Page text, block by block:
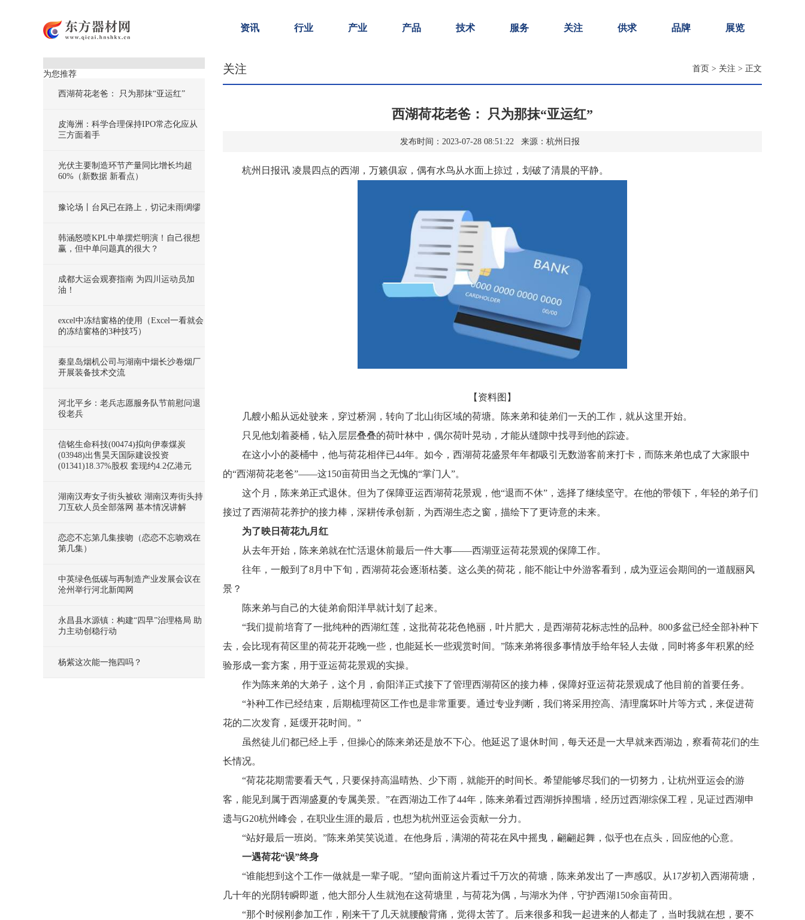
资讯 行业 产业 产品 技术 服务 关注 供求 品牌 展览
为您推荐
西湖荷花老爸： 只为那抹“亚运红”
皮海洲：科学合理保持IPO常态化应从
三方面着手
光伏主要制造环节产量同比增长均超
60%（新数据 新看点）
豫论场丨台风已在路上，切记未雨绸缪
韩涵怒喷KPL中单摆烂明演！自己很想
赢，但中单问题真的很大？
成都大运会观赛指南 为四川运动员加
油！
excel中冻结窗格的使用（Excel一看就会
的冻结窗格的3种技巧）
秦皇岛烟机公司与湖南中烟长沙卷烟厂
开展装备技术交流
河北平乡：老兵志愿服务队节前慰问退
役老兵
信铭生命科技(00474)拟向伊泰煤炭
(03948)出售昊天国际建设投资
(01341)18.37%股权 套现约4.2亿港元
湖南汉寿女子街头被砍 湖南汉寿街头持
刀互砍人员全部落网 基本情况讲解
恋恋不忘第几集接吻（恋恋不忘吻戏在
第几集）
中英绿色低碳与再制造产业发展会议在
沧州举行河北新闻网
永昌县水源镇：构建“四早”治理格局 助
力主动创稳行动
杨紫这次能一拖四吗？
关注 首页 > 关注 > 正文
西湖荷花老爸： 只为那抹“亚运红”
发布时间：2023-07-28 08:51:22 来源：杭州日报
杭州日报讯 凌晨四点的西湖，万籁俱寂，偶有水鸟从水面上掠过，划破了清晨的平静。
【资料图】
几艘小船从远处驶来，穿过桥洞，转向了北山街区域的荷塘。陈来弟和徒弟们一天的工作，就从这里开始。
只见他划着菱桶，钻入层层叠叠的荷叶林中，偶尔荷叶晃动，才能从缝隙中找寻到他的踪迹。
在这小小的菱桶中，他与荷花相伴已44年。如今，西湖荷花盛景年年都吸引无数游客前来打卡，而陈来弟也成了大家眼中
的“西湖荷花老爸”——这150亩荷田当之无愧的“掌门人”。
这个月，陈来弟正式退休。但为了保障亚运西湖荷花景观，他“退而不休”，选择了继续坚守。在他的带领下，年轻的弟子们
接过了西湖荷花养护的接力棒，深耕传承创新，为西湖生态之窗，描绘下了更诗意的未来。
为了映日荷花九月红
从去年开始，陈来弟就在忙活退休前最后一件大事——西湖亚运荷花景观的保障工作。
往年，一般到了8月中下旬，西湖荷花会逐渐枯萎。这么美的荷花，能不能让中外游客看到，成为亚运会期间的一道靓丽风
景？
陈来弟与自己的大徒弟俞阳洋早就计划了起来。
“我们提前培育了一批纯种的西湖红莲，这批荷花花色艳丽，叶片肥大，是西湖荷花标志性的品种。800多盆已经全部补种下
去，会比现有荷区里的荷花开花晚一些，也能延长一些观赏时间。”陈来弟将很多事情放手给年轻人去做，同时将多年积累的经
验形成一套方案，用于亚运荷花景观的实操。
作为陈来弟的大弟子，这个月，俞阳洋正式接下了管理西湖荷区的接力棒，保障好亚运荷花景观成了他目前的首要任务。
“补种工作已经结束，后期梳理荷区工作也是非常重要。通过专业判断，我们将采用控高、清理腐坏叶片等方式，来促进荷
花的二次发育，延缓开花时间。”
虽然徒儿们都已经上手，但操心的陈来弟还是放不下心。他延迟了退休时间，每天还是一大早就来西湖边，察看荷花们的生
长情况。
“荷花花期需要看天气，只要保持高温晴热、少下雨，就能开的时间长。希望能够尽我们的一切努力，让杭州亚运会的游
客，能见到属于西湖盛夏的专属美景。”在西湖边工作了44年，陈来弟看过西湖拆掉围墙，经历过西湖综保工程，见证过西湖申
遗与G20杭州峰会，在职业生涯的最后，也想为杭州亚运会贡献一分力。
“站好最后一班岗。”陈来弟笑笑说道。在他身后，满湖的荷花在风中摇曳，翩翩起舞，似乎也在点头，回应他的心意。
一遇荷花“误”终身
“谁能想到这个工作一做就是一辈子呢。”望向面前这片看过千万次的荷塘，陈来弟发出了一声感叹。从17岁初入西湖荷塘，
几十年的光阴转瞬即逝，他大部分人生就泡在这荷塘里，与荷花为偶，与湖水为伴，守护西湖150余亩荷田。
“那个时候刚参加工作，刚来干了几天就腰酸背痛，觉得太苦了。后来很多和我一起进来的人都走了，当时我就在想，要不